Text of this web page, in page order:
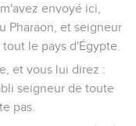
envoyé ici,
Pharaon, et seigneur
le pays d'Égypte.
et vous lui direz :
seigneur de toute
pas.